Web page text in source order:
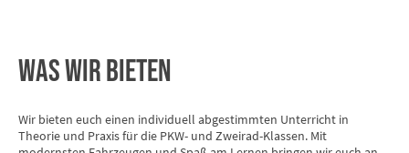
Was Wir bieten
Wir bieten euch einen individuell abgestimmten Unterricht in
Theorie und Praxis für die PKW- und Zweirad-Klassen. Mit